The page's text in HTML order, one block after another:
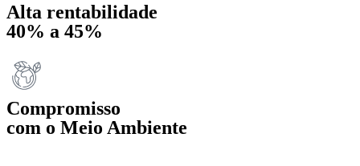
Alta rentabilidade
40% a 45%
Compromisso
com o Meio Ambiente